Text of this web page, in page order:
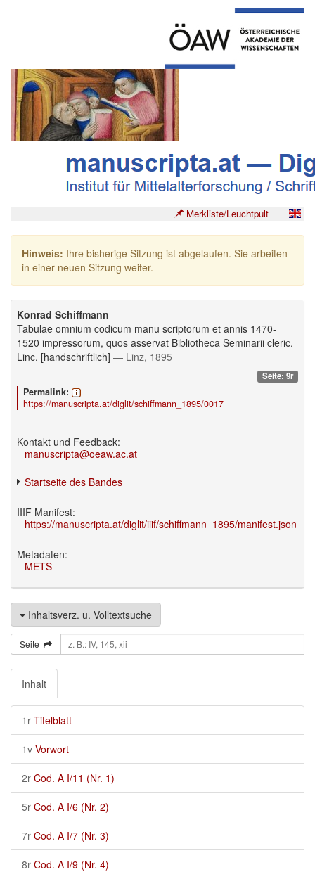
Merkliste/Leuchtpult
Hinweis: Ihre bisherige Sitzung ist abgelaufen. Sie arbeiten
in einer neuen Sitzung weiter.
Konrad Schiffmann
Tabulae omnium codicum manu scriptorum et annis 1470-
1520 impressorum, quos asservat Bibliotheca Seminarii cleric.
Linc. [handschriftlich] — Linz, 1895
Seite: 9r
Permalink:
https://manuscripta.at/diglit/schiffmann_1895/0017
Kontakt und Feedback:
manuscripta@oeaw.ac.at
Startseite des Bandes
IIIF Manifest:
https://manuscripta.at/diglit/iiif/schiffmann_1895/manifest.json
Metadaten:
METS
Inhaltsverz. u. Volltextsuche
Seite
Inhalt
1r Titelblatt
1v Vorwort
2r Cod. A I/11 (Nr. 1)
5r Cod. A I/6 (Nr. 2)
7r Cod. A I/7 (Nr. 3)
8r Cod. A I/9 (Nr. 4)